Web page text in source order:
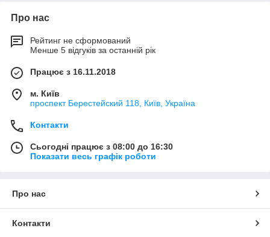
Про нас
Рейтинг не сформований
Менше 5 відгуків за останній рік
Працює з 16.11.2018
м. Київ
проспект Берестейский 118, Київ, Україна
Контакти
Сьогодні працює з 08:00 до 16:30
Показати весь графік роботи
Про нас
Контакти